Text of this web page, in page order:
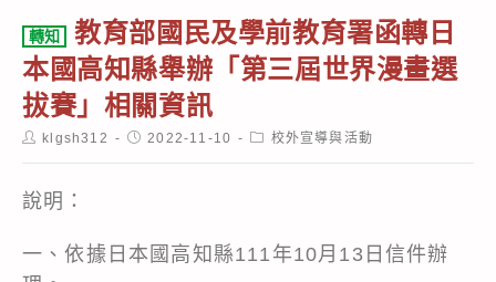
轉知
教育部國民及學前教育署函轉日
本國高知縣舉辦「第三屆世界漫畫選
拔賽」相關資訊
Postklgsh312
Post2022-11-10
Post校外宣導與活動
說明：
一、依據日本國高知縣111年10月13日信件辦